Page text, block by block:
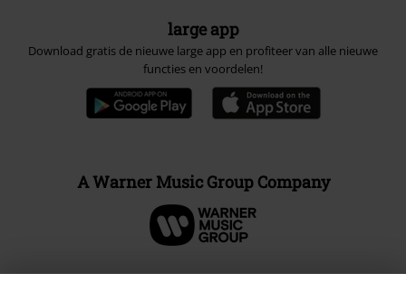
large app
Download gratis de nieuwe large app en profiteer van alle nieuwe
functies en voordelen!
A Warner Music Group Company